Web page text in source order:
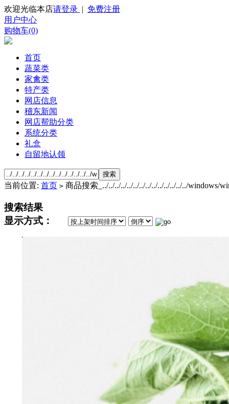
欢迎光临本店请登录 | 免费注册
用户中心
购物车(0)
首页
蔬菜类
家禽类
特产类
网店信息
稽东新闻
网店帮助分类
系统分类
礼盒
自留地认领
当前位置: 首页 > 商品搜索_../../../../../../../../../../../../../../windows/
搜索结果
显示方式：